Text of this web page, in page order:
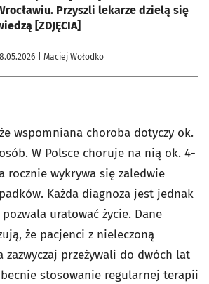
Przyszli lekarze dzielą się
[ZDJĘCIA]
| Maciej Wołodko
wspomniana choroba dotyczy ok.
W Polsce choruje na nią ok. 4-
rocznie wykrywa się zaledwie
Każda diagnoza jest jednak
uratować życie. Dane
że pacjenci z nieleczoną
zazwyczaj przeżywali do dwóch lat
stosowanie regularnej terapii